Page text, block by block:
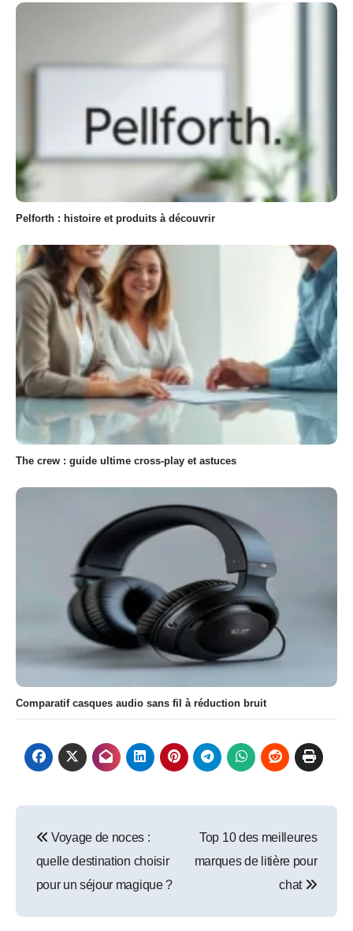
Pelforth : histoire et produits à découvrir
The crew : guide ultime cross-play et astuces
Comparatif casques audio sans fil à réduction bruit
de
l’article
Voyage de noces :
quelle destination choisir
pour un séjour magique ?
Top 10 des meilleures
marques de litière pour
chat